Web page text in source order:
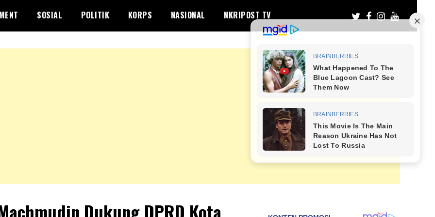
SOSIAL POLITIK KORPS NASIONAL NKRIPOST TV
Dukung DPRD Kota